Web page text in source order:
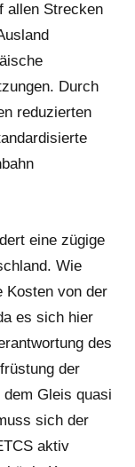
allen Strecken
Durch
reduzierten
eine zügige
Wie
Kosten von der
es sich hier
des
der
dem Gleis quasi
sich der
aktiv